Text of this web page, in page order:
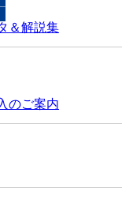
＆解説集
のご案内